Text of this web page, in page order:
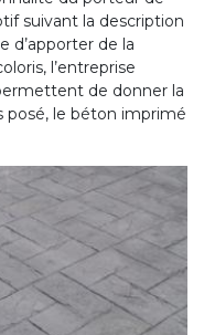
suivant la description
d’apporter de la
l’entreprise
de donner la
posé, le béton imprimé